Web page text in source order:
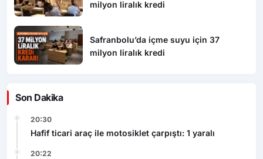
milyon liralık kredi
Safranbolu’da içme suyu için 37
milyon liralık kredi
Son Dakika
20:30
Hafif ticari araç ile motosiklet çarpıştı: 1 yaralı
20:22